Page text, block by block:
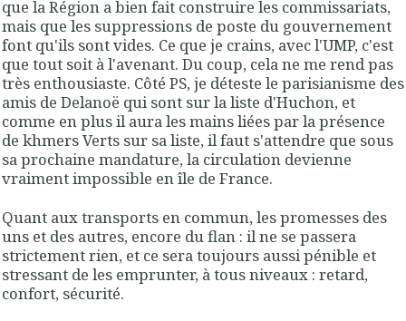
que la Région a bien fait construire les commissariats,
mais que les suppressions de poste du gouvernement
font qu'ils sont vides. Ce que je crains, avec l'UMP, c'est
que tout soit à l'avenant. Du coup, cela ne me rend pas
très enthousiaste. Côté PS, je déteste le parisianisme des
amis de Delanoë qui sont sur la liste d'Huchon, et
comme en plus il aura les mains liées par la présence
de khmers Verts sur sa liste, il faut s'attendre que sous
sa prochaine mandature, la circulation devienne
vraiment impossible en île de France.
Quant aux transports en commun, les promesses des
uns et des autres, encore du flan : il ne se passera
strictement rien, et ce sera toujours aussi pénible et
stressant de les emprunter, à tous niveaux : retard,
confort, sécurité.